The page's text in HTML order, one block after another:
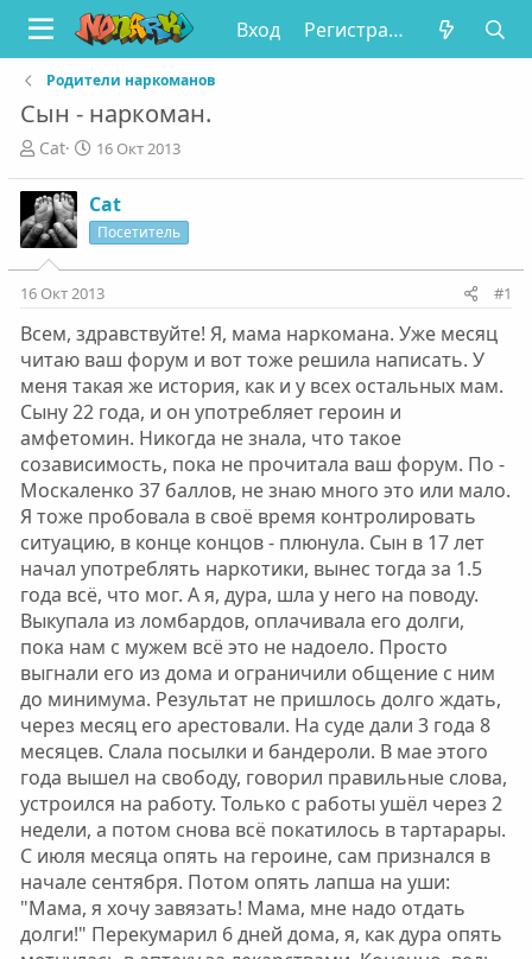
Вход Регистрация
Родители наркоманов
Сын - наркоман.
А
т
о
р
т
м
ы
Cat
Д
т
а
н
а
л
а
16 Окт 2013
Cat
Посетитель
16 Окт 2013 #1
Всем, здравствуйте! Я, мама наркомана. Уже месяц
читаю ваш форум и вот тоже решила написать. У
меня такая же история, как и у всех остальных мам.
Сыну 22 года, и он употребляет героин и
амфетомин. Никогда не знала, что такое
созависимость, пока не прочитала ваш форум. По -
Москаленко 37 баллов, не знаю много это или мало.
Я тоже пробовала в своё время контролировать
ситуацию, в конце концов - плюнула. Сын в 17 лет
начал употреблять наркотики, вынес тогда за 1.5
года всё, что мог. А я, дура, шла у него на поводу.
Выкупала из ломбардов, оплачивала его долги,
пока нам с мужем всё это не надоело. Просто
выгнали его из дома и ограничили общение с ним
до минимума. Результат не пришлось долго ждать,
через месяц его арестовали. На суде дали 3 года 8
месяцев. Слала посылки и бандероли. В мае этого
года вышел на свободу, говорил правильные слова,
устроился на работу. Только с работы ушёл через 2
недели, а потом снова всё покатилось в тартарары.
С июля месяца опять на героине, сам признался в
начале сентября. Потом опять лапша на уши:
"Мама, я хочу завязать! Мама, мне надо отдать
долги!" Перекумарил 6 дней дома, я, как дура опять